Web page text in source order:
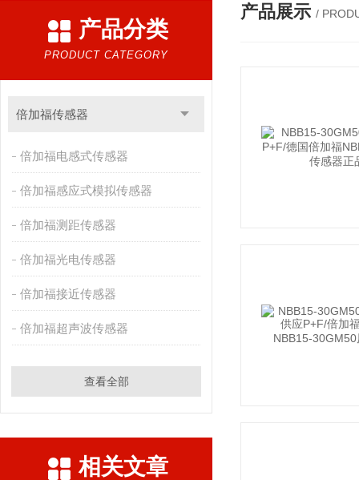
产品分类
PRODUCT CATEGORY
倍加福传感器
倍加福电感式传感器
倍加福感应式模拟传感器
倍加福测距传感器
倍加福光电传感器
倍加福接近传感器
倍加福超声波传感器
查看全部
相关文章
产品展示 /